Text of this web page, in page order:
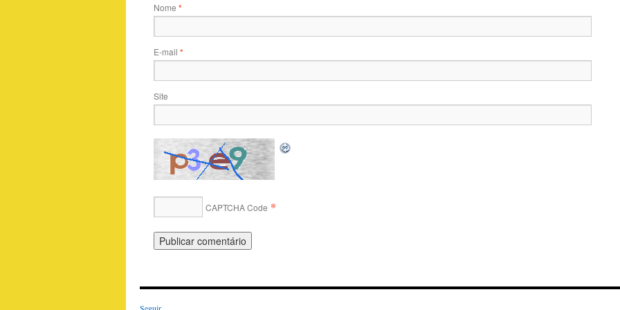
Nome *
E-mail *
Site
CAPTCHA Code *